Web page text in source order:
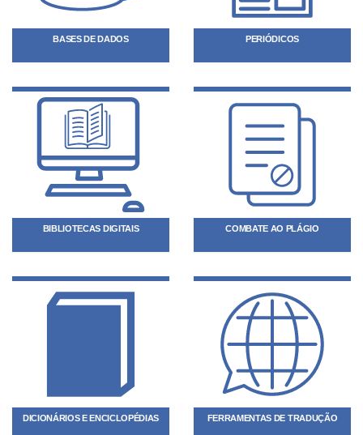
BASES DE DADOS PERIÓDICOS
BIBLIOTECAS DIGITAIS COMBATE AO PLÁGIO
DICIONÁRIOS E ENCICLOPÉDIAS FERRAMENTAS DE TRADUÇÃO